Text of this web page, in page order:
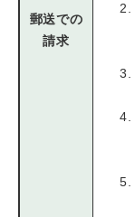
郵送での
請求